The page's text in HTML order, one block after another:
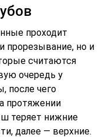
проходит
прорезывание, но и
считаются
очередь у
после чего
протяжении
теряет нижние
далее — верхние.